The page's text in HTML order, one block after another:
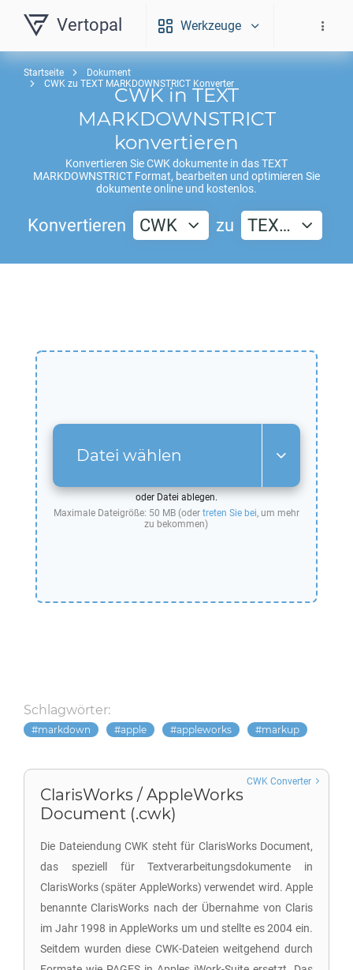
Vertopal Werkzeuge
Startseite
Dokument
CWK zu TEXT MARKDOWNSTRICT Konverter
CWKinTEXT
MARKDOWNSTRICT
konvertieren
Konvertieren SieCWK dokumente in dasTEXT
MARKDOWNSTRICT Format, bearbeiten und optimieren Sie
dokumente online und kostenlos.
Konvertieren CWK zu TEX…
Datei wählen
oder Datei ablegen.
Maximale Dateigröße: 50 MB (oder treten Sie bei, um mehr
zu bekommen)
Schlagwörter:
markdown apple appleworks markup
ClarisWorks / AppleWorks
Document (.cwk)
Die Dateiendung CWK steht für ClarisWorks Document,
das speziell für Textverarbeitungsdokumente in
ClarisWorks (später AppleWorks) verwendet wird. Apple
benannte ClarisWorks nach der Übernahme von Claris
im Jahr 1998 in AppleWorks um und stellte es 2004 ein.
Seitdem wurden diese CWK-Dateien weitgehend durch
CWK Converter